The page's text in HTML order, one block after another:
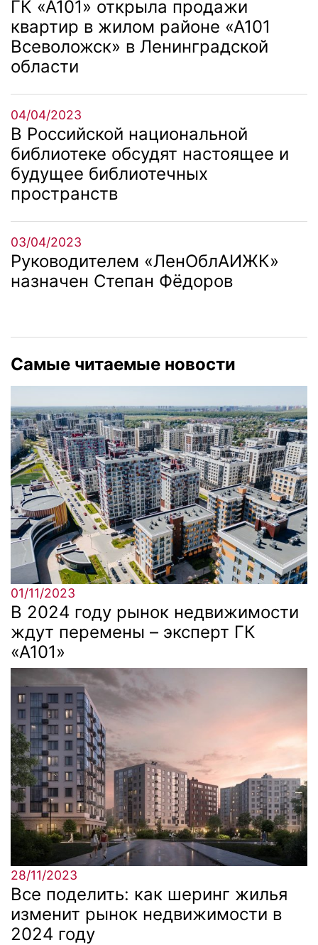
ГК «А101» открыла продажи
квартир в жилом районе «А101
Всеволожск» в Ленинградской
области
04/04/2023
В Российской национальной
библиотеке обсудят настоящее и
будущее библиотечных
пространств
03/04/2023
Руководителем «ЛенОблАИЖК»
назначен Степан Фёдоров
Самые читаемые новости
01/11/2023
В 2024 году рынок недвижимости
ждут перемены – эксперт ГК
«А101»
28/11/2023
Все поделить: как шеринг жилья
изменит рынок недвижимости в
2024 году